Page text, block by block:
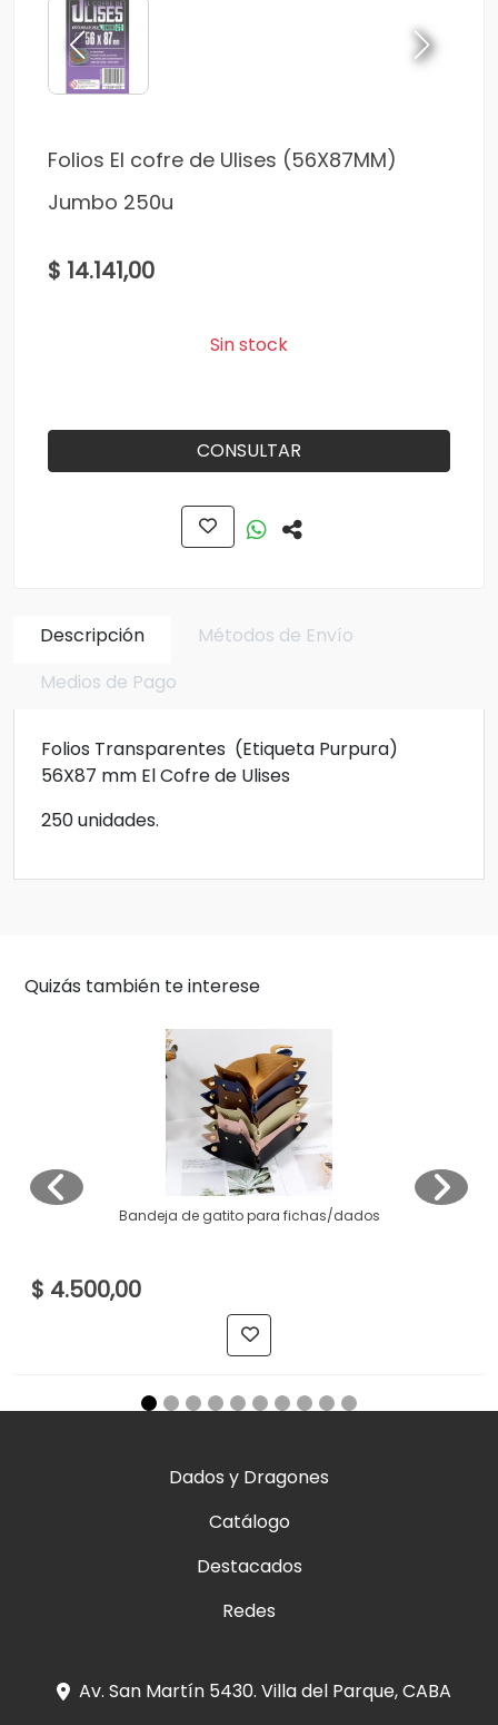
Folios El cofre de Ulises (56X87MM)
Jumbo 250u
$ 14.141,00
Sin stock
CONSULTAR
Descripción
Métodos de Envío
Medios de Pago
Folios Transparentes (Etiqueta Purpura)
56X87 mm El Cofre de Ulises
250 unidades.
Quizás también te interese
Bandeja de gatito para fichas/dados
$ 4.500,00
Dados y Dragones
Catálogo
Destacados
Redes
Av. San Martín 5430. Villa del Parque, CABA